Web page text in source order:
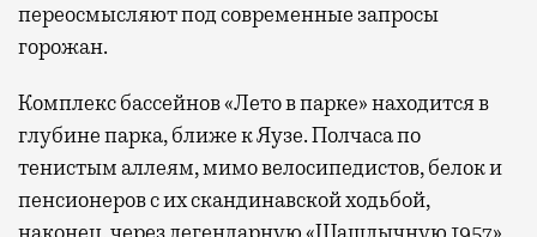
переосмысляют под современные запросы
горожан.
Комплекс бассейнов «Лето в парке» находится в
глубине парка, ближе к Яузе. Полчаса по
тенистым аллеям, мимо велосипедистов, белок и
пенсионеров с их скандинавской ходьбой,